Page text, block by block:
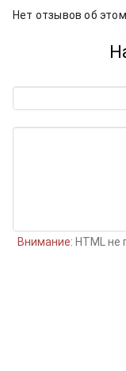
Нет отзывов об
Внимание: HTML